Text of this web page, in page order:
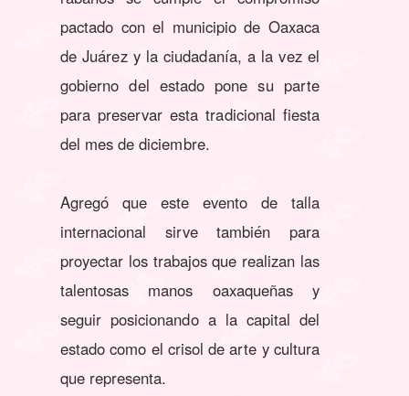
pactado con el municipio de Oaxaca
de Juárez y la ciudadanía, a la vez el
gobierno del estado pone su parte
para preservar esta tradicional fiesta
del mes de diciembre.
Agregó que este evento de talla
internacional sirve también para
proyectar los trabajos que realizan las
talentosas manos oaxaqueñas y
seguir posicionando a la capital del
estado como el crisol de arte y cultura
que representa.